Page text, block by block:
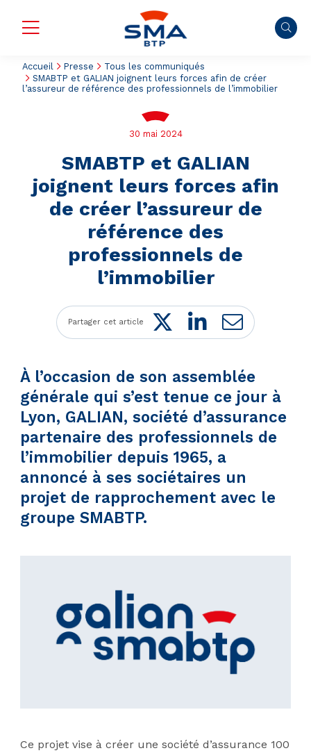
Accueil Presse
Tous les communiqués
SMABTP et GALIAN joignent leurs forces afin de créer
l’assureur de référence des professionnels de l’immobilier
30 mai 2024
SMABTP et GALIAN
joignent leurs forces afin
de créer l’assureur de
référence des
professionnels de
l’immobilier
Partager cet article Twitter
LinkedIn
Mail
À l’occasion de son assemblée
générale qui s’est tenue ce jour à
Lyon, GALIAN, société d’assurance
partenaire des professionnels de
l’immobilier depuis 1965, a
annoncé à ses sociétaires un
projet de rapprochement avec le
groupe SMABTP.
Ce projet vise à créer une société d’assurance 100